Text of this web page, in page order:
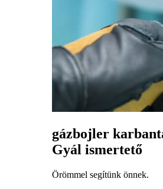
gázbojler
Gyál ismertető
Örömmel segítünk önnek.